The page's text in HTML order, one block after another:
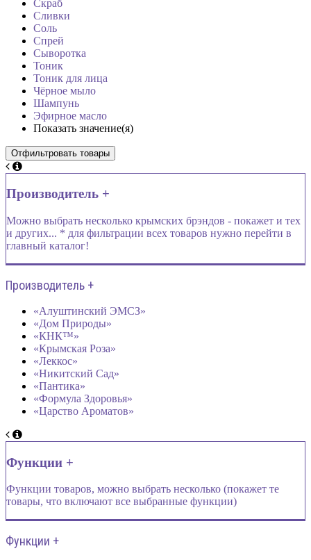
Скраб
Сливки
Соль
Спрей
Сыворотка
Тоник
Тоник для лица
Чёрное мыло
Шампунь
Эфирное масло
Показать значение(я)
Производитель +
Можно выбрать несколько крымских брэндов - покажет и тех
и других... * для фильтрации всех товаров нужно перейти в
главный каталог!
Производитель +
«Алуштинский ЭМСЗ»
«Дом Природы»
«КНК™»
«Крымская Роза»
«Леккос»
«Никитский Сад»
«Пантика»
«Формула Здоровья»
«Царство Ароматов»
Функции +
Функции товаров, можно выбрать несколько (покажет те
товары, что включают все выбранные функции)
Функции +